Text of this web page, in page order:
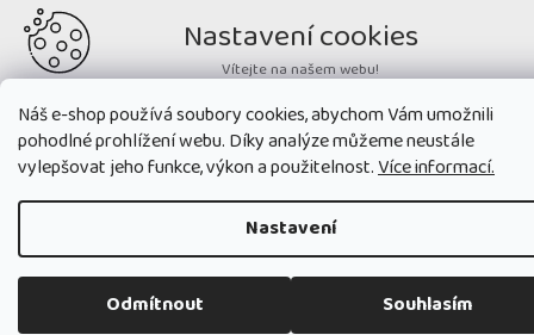
Náš e-shop používá soubory cookies, abychom Vám umožnili
pohodlné prohlížení webu. Díky analýze můžeme neustále
vylepšovat jeho funkce, výkon a použitelnost.Více informací.
Nastavení
Odmítnout Souhlasím
Nastavení cookies
Vítejte na našem webu!
Potřebujeme nastavit cookies a související technologie, aby
zobrazovaný obsah odpovídal vašim potřebám a vy na webu nalezli
přesně to, co potřebujete. Soubory cookies používané na našem webu
nikdy neslouží ke zjišťování totožnosti uživatelů stránek.
Přijmout všechny cookies
Nastavit